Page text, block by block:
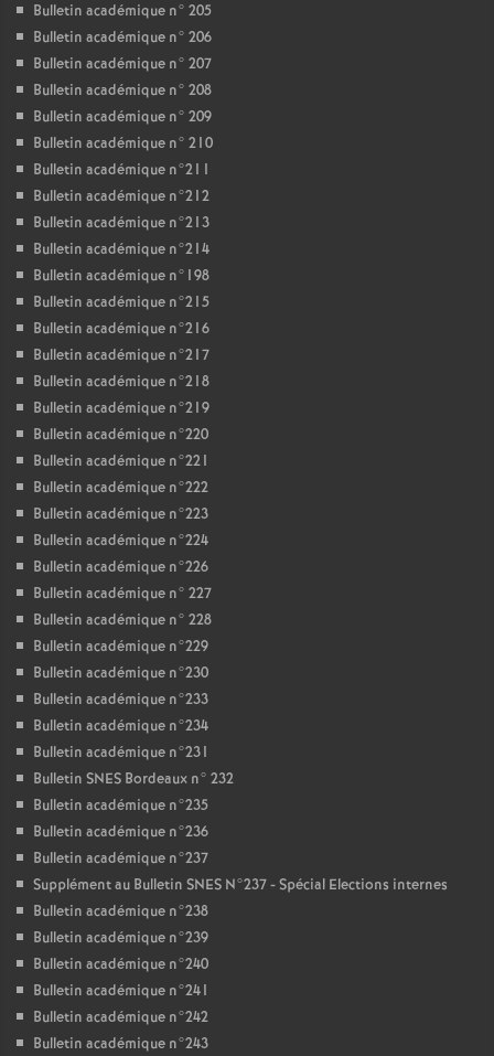
Bulletin académique n° 205
Bulletin académique n° 206
Bulletin académique n° 207
Bulletin académique n° 208
Bulletin académique n° 209
Bulletin académique n° 210
Bulletin académique n°211
Bulletin académique n°212
Bulletin académique n°213
Bulletin académique n°214
Bulletin académique n°198
Bulletin académique n°215
Bulletin académique n°216
Bulletin académique n°217
Bulletin académique n°218
Bulletin académique n°219
Bulletin académique n°220
Bulletin académique n°221
Bulletin académique n°222
Bulletin académique n°223
Bulletin académique n°224
Bulletin académique n°226
Bulletin académique n° 227
Bulletin académique n° 228
Bulletin académique n°229
Bulletin académique n°230
Bulletin académique n°233
Bulletin académique n°234
Bulletin académique n°231
Bulletin SNES Bordeaux n° 232
Bulletin académique n°235
Bulletin académique n°236
Bulletin académique n°237
Supplément au Bulletin SNES N°237 - Spécial Elections internes
Bulletin académique n°238
Bulletin académique n°239
Bulletin académique n°240
Bulletin académique n°241
Bulletin académique n°242
Bulletin académique n°243